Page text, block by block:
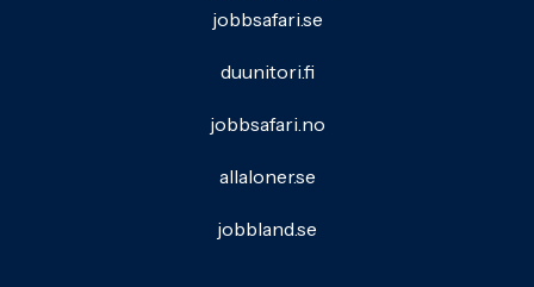
jobbsafari.se
duunitori.fi
jobbsafari.no
allaloner.se
jobbland.se